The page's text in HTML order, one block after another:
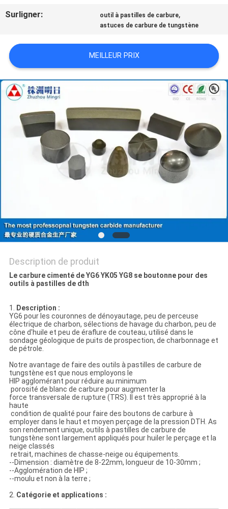
CONTACTEZ-
NOUVELLES
DEMANDEZ
UNE
CITATION
PRIVACY
POLICY
Surligner: outil à pastilles de carbure,
astuces de carbure de tungstène
MEILLEUR PRIX
Description de produit
Le carbure cimenté de YG6 YK05 YG8 se boutonne pour des
outils à pastilles de dth
1. Description :
YG6 pour les couronnes de dénoyautage, peu de perceuse
électrique de charbon, sélections de havage du charbon, peu de
cône d'huile et peu de éraflure de couteau, utilisé dans le
sondage géologique de puits de prospection, de charbonnage et
de pétrole.
Notre avantage de faire des outils à pastilles de carbure de
tungstène est que nous employons le
HIP agglomérant pour réduire au minimum
porosité de blanc de carbure pour augmenter la
force transversale de rupture (TRS). Il est très approprié à la
haute
condition de qualité pour faire des boutons de carbure à
employer dans le haut et moyen perçage de la pression DTH. As
son rendement unique, outils à pastilles de carbure de
tungstène sont largement appliqués pour huiler le perçage et la
neige classés
retrait, machines de chasse-neige ou équipements.
--Dimension : diamètre de 8-22mm, longueur de 10-30mm ;
--Agglomération de HIP ;
--moulu et non à la terre ;
2. Catégorie et applications :